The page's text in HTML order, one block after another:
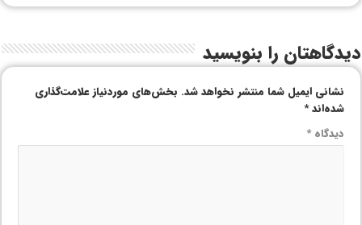
دیدگاهتان را بنویسید
نشانی ایمیل شما منتشر نخواهد شد. بخش‌های موردنیاز علامت‌گذاری
شده‌اند*
دیدگاه*